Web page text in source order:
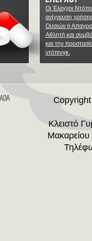
Οι Έλεγχοι
ανίχνευση
Ουσιών ή
Αθλητή και
και την
ντόπινγκ.
Κλειστό